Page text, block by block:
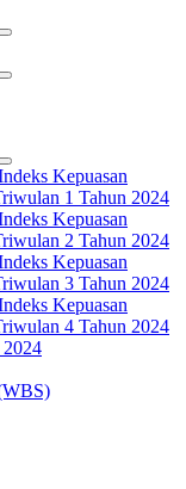
Kepuasan
1 Tahun 2024
Kepuasan
2 Tahun 2024
Kepuasan
3 Tahun 2024
Kepuasan
4 Tahun 2024